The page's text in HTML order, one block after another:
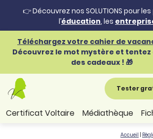
👉 Découvrez nos SOLUTIONS pour les
l’éducation, les
Téléchargez votre cahier de
Découvrez le mot mystère et tentez
des cadeaux ! 🎁
Tester
Certificat Voltaire Médiathèque
Accueil